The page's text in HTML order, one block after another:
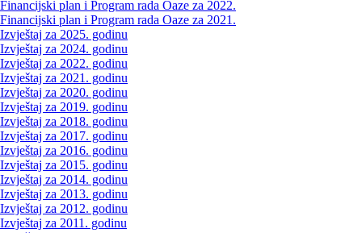
Financijski plan i Program rada Oaze za 2022.
Financijski plan i Program rada Oaze za 2021.
Izvještaj za 2025. godinu
Izvještaj za 2024. godinu
Izvještaj za 2022. godinu
Izvještaj za 2021. godinu
Izvještaj za 2020. godinu
Izvještaj za 2019. godinu
Izvještaj za 2018. godinu
Izvještaj za 2017. godinu
Izvještaj za 2016. godinu
Izvještaj za 2015. godinu
Izvještaj za 2014. godinu
Izvještaj za 2013. godinu
Izvještaj za 2012. godinu
Izvještaj za 2011. godinu